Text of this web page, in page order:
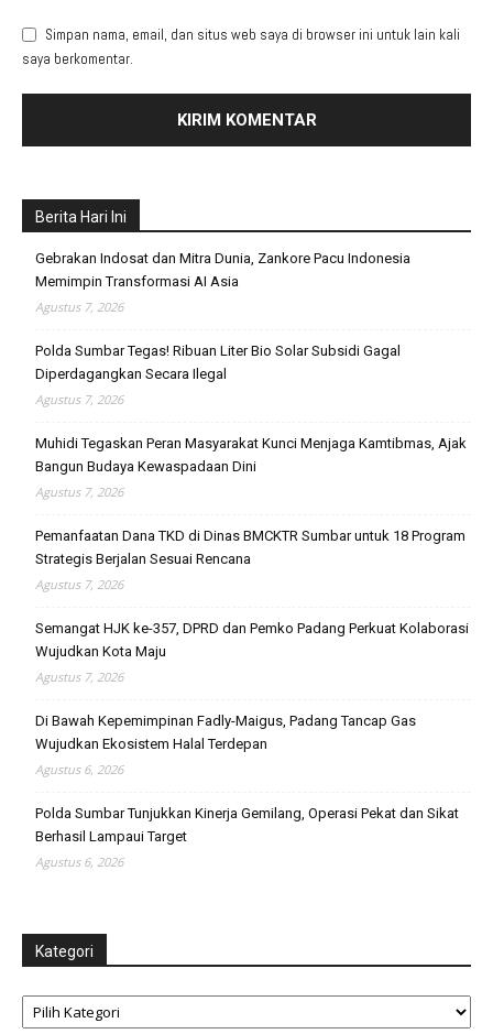
Simpan nama, email, dan situs web saya di browser ini untuk lain kali
saya berkomentar.
Berita Hari Ini
Gebrakan Indosat dan Mitra Dunia, Zankore Pacu Indonesia
Memimpin Transformasi AI Asia
Agustus 7, 2026
Polda Sumbar Tegas! Ribuan Liter Bio Solar Subsidi Gagal
Diperdagangkan Secara Ilegal
Agustus 7, 2026
Muhidi Tegaskan Peran Masyarakat Kunci Menjaga Kamtibmas, Ajak
Bangun Budaya Kewaspadaan Dini
Agustus 7, 2026
Pemanfaatan Dana TKD di Dinas BMCKTR Sumbar untuk 18 Program
Strategis Berjalan Sesuai Rencana
Agustus 7, 2026
Semangat HJK ke-357, DPRD dan Pemko Padang Perkuat Kolaborasi
Wujudkan Kota Maju
Agustus 7, 2026
Di Bawah Kepemimpinan Fadly-Maigus, Padang Tancap Gas
Wujudkan Ekosistem Halal Terdepan
Agustus 6, 2026
Polda Sumbar Tunjukkan Kinerja Gemilang, Operasi Pekat dan Sikat
Berhasil Lampaui Target
Agustus 6, 2026
Kategori
Kategori